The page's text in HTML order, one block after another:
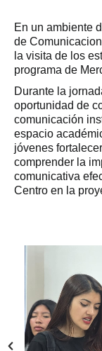
En un ambiente
de
la visita de los
programa de
Durante la
oportunidad de
comunicación
espacio
jóvenes
comprender la
comunicativa
Centro en la